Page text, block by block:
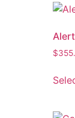
$